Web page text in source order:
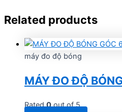
Related products
máy đo độ bóng
MÁY ĐO ĐỘ
Rated0out of 5